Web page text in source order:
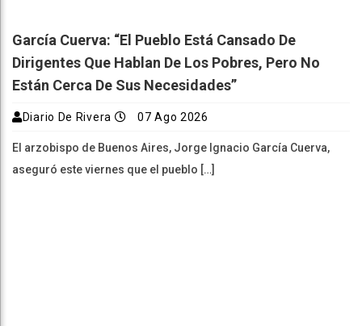
García Cuerva: “El Pueblo Está Cansado De
Dirigentes Que Hablan De Los Pobres, Pero No
Están Cerca De Sus Necesidades”
Diario De Rivera 07 Ago 2026
El arzobispo de Buenos Aires, Jorge Ignacio García Cuerva,
aseguró este viernes que el pueblo […]